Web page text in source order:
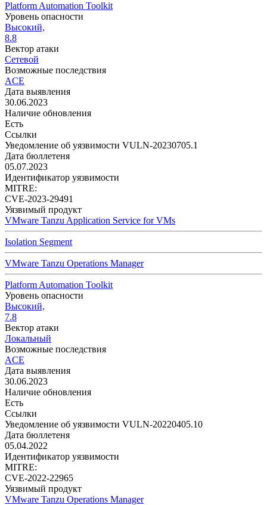
Platform Automation Toolkit
Уровень опасности
Высокий,
8.8
Вектор атаки
Сетевой
Возможные последствия
ACE
Дата выявления
30.06.2023
Наличие обновления
Есть
Ссылки
Уведомление об уязвимости VULN-20230705.1
Дата бюллетеня
05.07.2023
Идентификатор уязвимости
MITRE:
CVE-2023-29491
Уязвимый продукт
VMware Tanzu Application Service for VMs
Isolation Segment
VMware Tanzu Operations Manager
Platform Automation Toolkit
Уровень опасности
Высокий,
7.8
Вектор атаки
Локальный
Возможные последствия
ACE
Дата выявления
30.06.2023
Наличие обновления
Есть
Ссылки
Уведомление об уязвимости VULN-20220405.10
Дата бюллетеня
05.04.2022
Идентификатор уязвимости
MITRE:
CVE-2022-22965
Уязвимый продукт
VMware Tanzu Operations Manager